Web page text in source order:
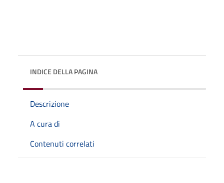
INDICE DELLA PAGINA
Descrizione
A cura di
Contenuti correlati